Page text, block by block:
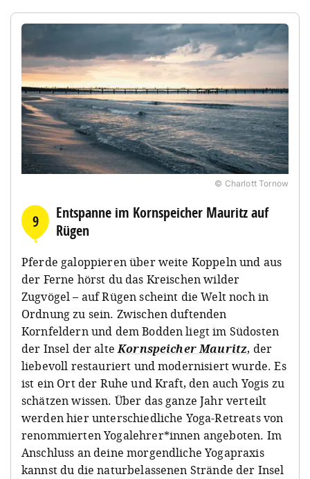
© Charlott Tornow
9
Entspanne im Kornspeicher Mauritz auf
Rügen
Pferde galoppieren über weite Koppeln und aus
der Ferne hörst du das Kreischen wilder
Zugvögel – auf Rügen scheint die Welt noch in
Ordnung zu sein. Zwischen duftenden
Kornfeldern und dem Bodden liegt im Südosten
der Insel der alteKornspeicher Mauritz, der
liebevoll restauriert und modernisiert wurde. Es
ist ein Ort der Ruhe und Kraft, den auch Yogis zu
schätzen wissen. Über das ganze Jahr verteilt
werden hier unterschiedliche Yoga-Retreats von
renommierten Yogalehrer*innen angeboten. Im
Anschluss an deine morgendliche Yogapraxis
kannst du die naturbelassenen Strände der Insel